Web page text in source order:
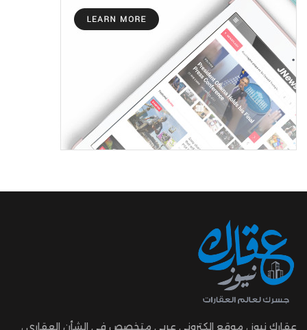
عقارك نيوز ، موقع الكتروني عربي متخصص في الشأن العقاري ،